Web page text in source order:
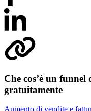
Che cos’è un
gratuitamente